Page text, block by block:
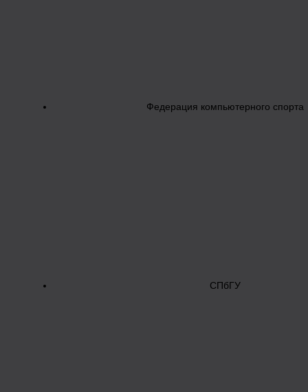
Федерация компьютерного спорта
СПбГУ